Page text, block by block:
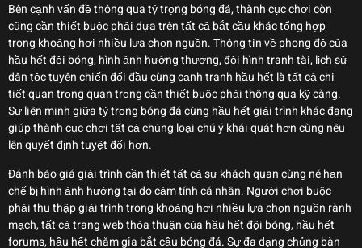
Bên cạnh vấn đề thông qua tỷ trọng bóng đá, thành cục chơi còn
cũng cần thiết buộc phải dựa trên tất cả bắt cầu khác tổng hợp
trong khoảng hơi nhiều lựa chọn nguồn. Thông tin về phong độ của
hầu hết đội bóng, hình ảnh hưởng thương, đội hình tranh tài, lịch sử
dân tộc tuyên chiến đối đầu cùng cạnh tranh hầu hết là tất cả chi
tiết quan trọng quan trọng cần thiết buộc phải thông qua kỹ càng.
Sự liên minh giữa tỷ trọng bóng đá cùng hầu hết giải trình khác đang
giúp thành cục chơi tất cả chủng loại chú ý khái quát hơn cùng nêu
lên quyết định tuyệt đối hơn.
Đánh báo giá giải trình cần thiết tất cả sự khách quan cùng né hạn
chế bị hình ảnh hưởng tại do cảm tính cá nhân. Người chơi buộc
phải thu thập giải trình trong khoảng hơi nhiều lựa chọn nguồn rành
mạch, tất cả trang web thỏa thuận của hầu hết đội bóng, hầu hết
forums, hầu hết chăm gia bắt cầu bóng đá. Sự đa dạng chủng bàn